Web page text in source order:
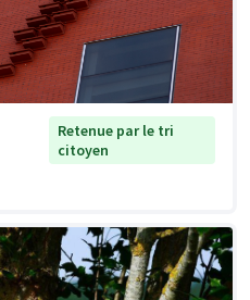
Retenue par le tri
citoyen